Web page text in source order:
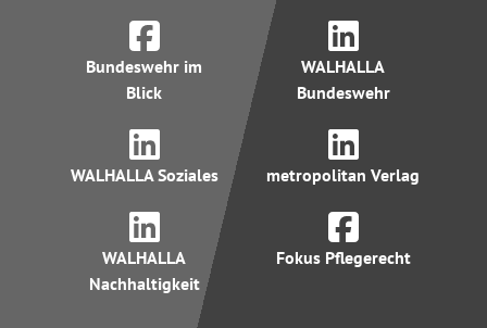
Bundeswehr im
Blick
WALHALLA
Bundeswehr
WALHALLA Soziales metropolitan Verlag
WALHALLA
Nachhaltigkeit
Fokus Pflegerecht